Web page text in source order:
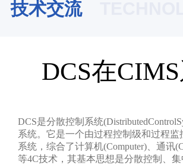
技术交流
DCS在
DCS是分散控制系统
系统。它是一个由过程控制级和过程
系统，综合了计算机(Computer)、通讯
等4C技术，其基本思想是分散控制、